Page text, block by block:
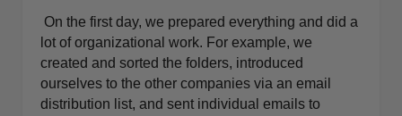
On the first day, we prepared everything and did a
lot of organizational work. For example, we
created and sorted the folders, introduced
ourselves to the other companies via an email
distribution list, and sent individual emails to